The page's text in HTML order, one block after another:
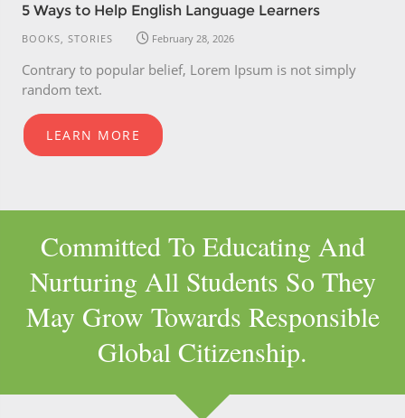
5 Ways to Help English Language Learners
BOOKS, STORIES February 28, 2026
Contrary to popular belief, Lorem Ipsum is not simply
random text.
LEARN MORE
Committed To Educating And
Nurturing All Students So They
May Grow Towards Responsible
Global Citizenship.